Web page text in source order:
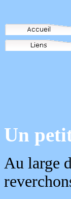
Un
Au large